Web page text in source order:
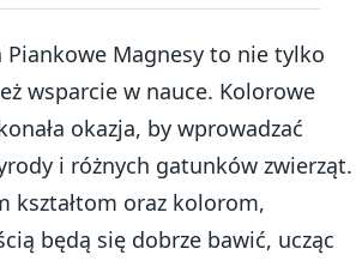
Piankowe Magnesy to nie tylko
wsparcie w nauce. Kolorowe
okazja, by wprowadzać
i różnych gatunków zwierząt.
kształtom oraz kolorom,
będą się dobrze bawić, ucząc